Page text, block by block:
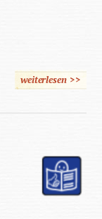
weiterlesen über
>>